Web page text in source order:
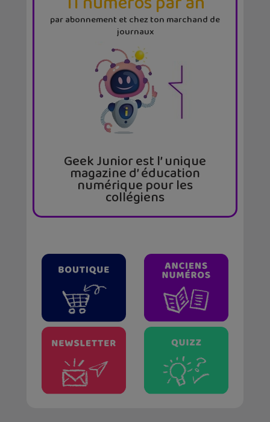
par abonnement et chez ton marchand de
journaux
Geek Junior est l’ unique
magazine d’ éducation
numérique pour les
collégiens